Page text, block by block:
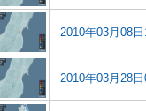
2010年03月08
2010年03月28